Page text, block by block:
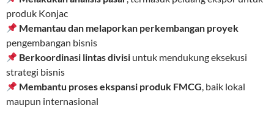
produk Konjac
Memantau dan melaporkan perkembangan proyek
pengembangan bisnis
Berkoordinasi lintas divisi untuk mendukung eksekusi
strategi bisnis
Membantu proses ekspansi produk FMCG, baik lokal
maupun internasional